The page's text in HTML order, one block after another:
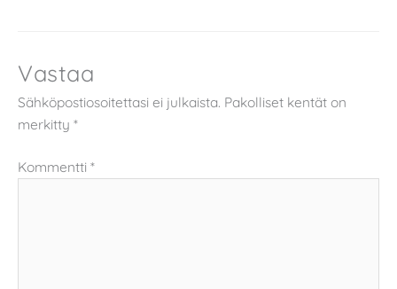
Vastaa
Sähköpostiosoitettasi ei julkaista. Pakolliset kentät on
merkitty *
Kommentti *